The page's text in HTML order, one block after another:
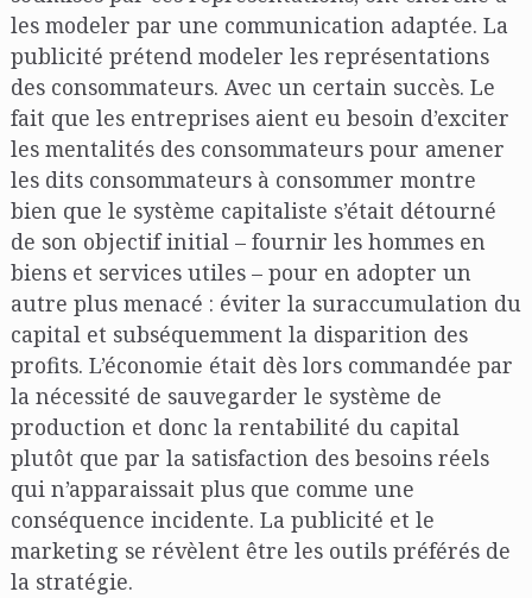
les modeler par une communication adaptée. La
publicité prétend modeler les représentations
des consommateurs. Avec un certain succès. Le
fait que les entreprises aient eu besoin d’exciter
les mentalités des consommateurs pour amener
les dits consommateurs à consommer montre
bien que le système capitaliste s’était détourné
de son objectif initial – fournir les hommes en
biens et services utiles – pour en adopter un
autre plus menacé : éviter la suraccumulation du
capital et subséquemment la disparition des
profits. L’économie était dès lors commandée par
la nécessité de sauvegarder le système de
production et donc la rentabilité du capital
plutôt que par la satisfaction des besoins réels
qui n’apparaissait plus que comme une
conséquence incidente. La publicité et le
marketing se révèlent être les outils préférés de
la stratégie.